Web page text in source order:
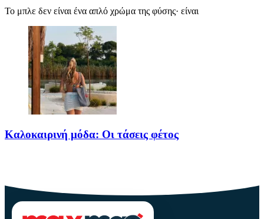
Το μπλε δεν είναι ένα απλό χρώμα της φύσης· είναι
Καλοκαιρινή μόδα: Οι τάσεις φέτος